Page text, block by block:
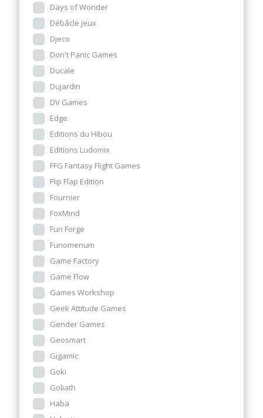
Days of Wonder
Débâcle Jeux
Djeco
Don't Panic Games
Ducale
Dujardin
DV Games
Edge
Editions du Hibou
Editions Ludomix
FFG Fantasy Flight Games
Flip Flap Edition
Fournier
FoxMind
Fun Forge
Funomenum
Game Factory
Game Flow
Games Workshop
Geek Attitude Games
Gender Games
Geosmart
Gigamic
Goki
Goliath
Haba